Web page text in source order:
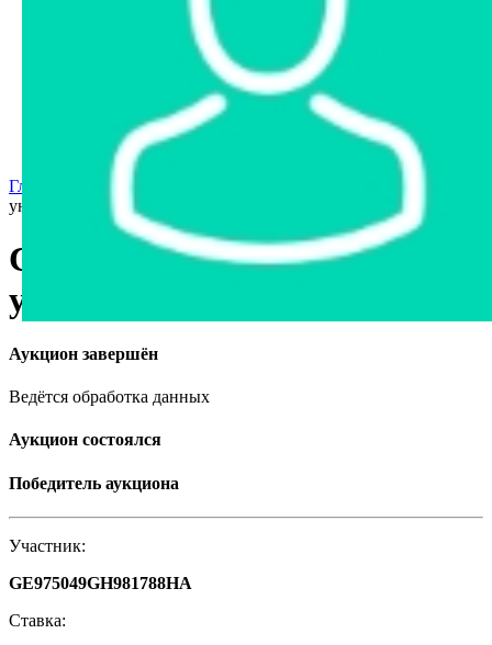
Арестованное имущество
Реестр несостоявшихся торгов
Реестр переоценок
Государственное имущество
Главная страница
универсальный СУ-500/2
Станок токарный
универсальный СУ-500/2
Аукцион завершён
Ведётся обработка данных
Аукцион состоялся
Победитель аукциона
Участник:
GE975049GH981788HA
Ставка: